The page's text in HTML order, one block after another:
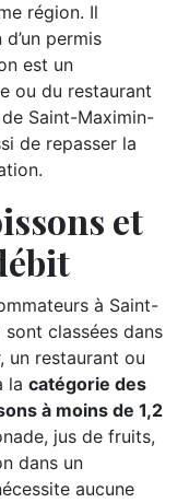
région. Il
permis
est un
ou du restaurant
Saint-Maximin-
de repasser la
et
à Saint-
classées dans
un restaurant ou
la catégorie des
à moins de 1,2
jus de fruits,
dans un
aucune